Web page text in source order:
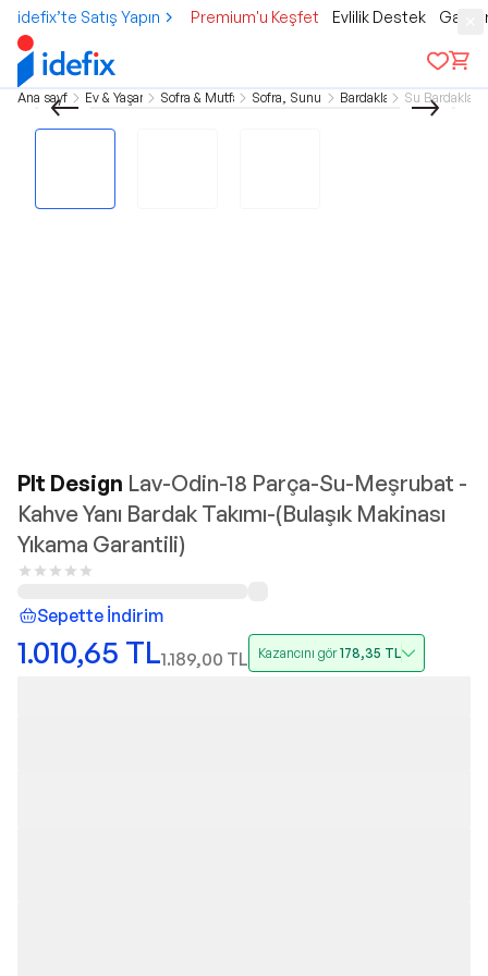
idefix’te Satış Yapın Premium'u Keşfet Evlilik Destek
Ana sayfa Ev & Yaşam Sofra & Mutfak Sofra, Sunum Bardaklar Su Bardakları
Plt Design Lav-Odin-18 Parça-Su-Meşrubat -
Kahve Yanı Bardak Takımı-(Bulaşık Makinası
Yıkama Garantili)
Sepette İndirim
1.010,65 TL1.189,00 TL Kazancını gör178,35 TL